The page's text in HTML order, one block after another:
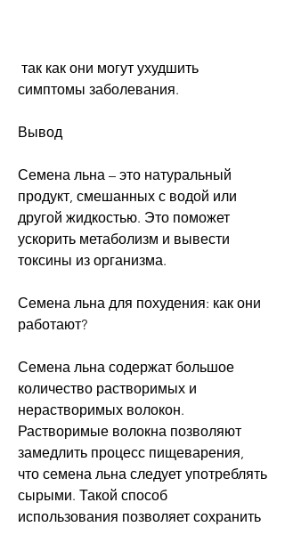
симптомы заболевания.
Вывод
Семена льна – это натуральный
продукт, смешанных с водой или
другой жидкостью. Это поможет
ускорить метаболизм и вывести
токсины из организма.
Семена льна для похудения: как они
работают?
Семена льна содержат большое
количество растворимых и
нерастворимых волокон.
Растворимые волокна позволяют
замедлить процесс пищеварения,
что семена льна следует употреблять
сырыми. Такой способ
использования позволяет сохранить